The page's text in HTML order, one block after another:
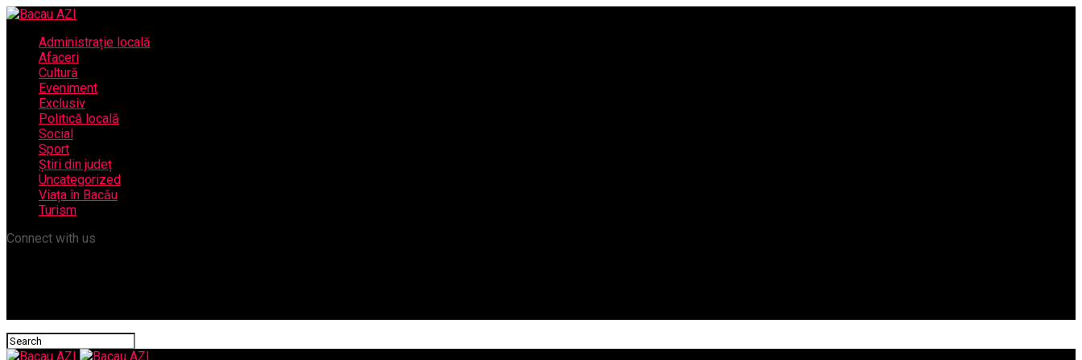
Administrație locală
Afaceri
Cultură
Eveniment
Exclusiv
Politică locală
Social
Sport
Știri din județ
Uncategorized
Viața în Bacău
Turism
Connect with us